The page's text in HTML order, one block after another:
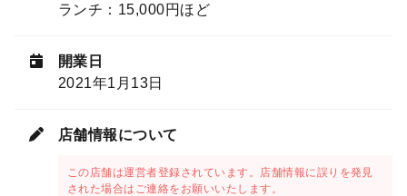
ランチ：15,000円ほど
開業日
2021年1月13日
店舗情報について
この店舗は運営者登録されています。店舗情報に誤りを発見
された場合はご連絡をお願いいたします。